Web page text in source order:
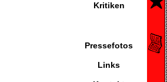
Kritiken
Pressefotos
Links